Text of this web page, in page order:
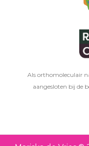
Als orthomoleculair
aangesloten bij de